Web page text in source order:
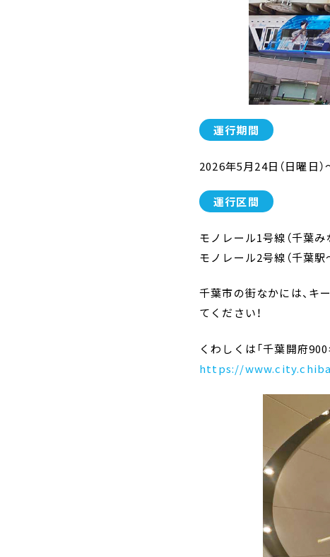
運行期間
2026年5月24日（日曜日
運行区間
モノレール1号線（千葉み
モノレール2号線（千葉駅
千葉市の街なかには、キ
てください！
くわしくは「千葉開府
https://